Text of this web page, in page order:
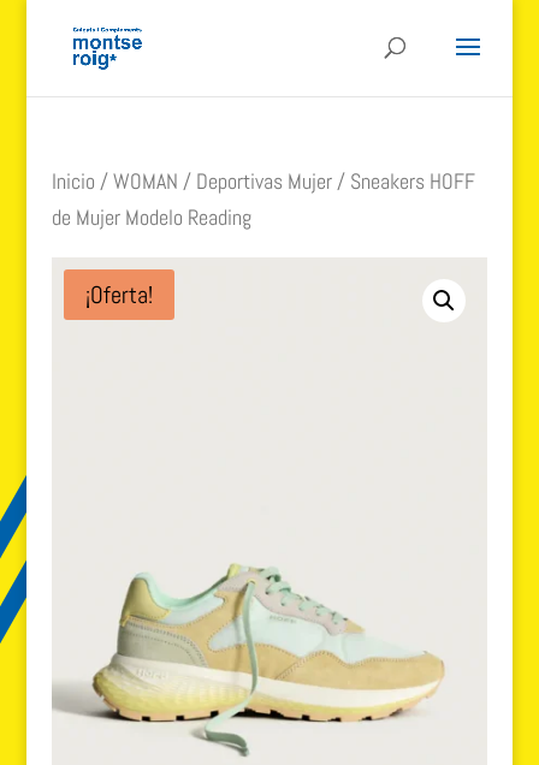
Inicio /WOMAN / Deportivas Mujer/ Sneakers HOFF
de Mujer Modelo Reading
¡Oferta!